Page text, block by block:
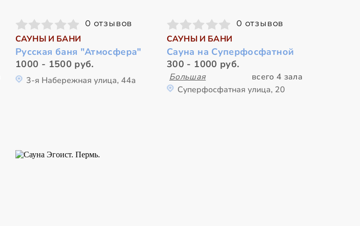
0 отзывов
САУНЫ И БАНИ
Русская баня "Атмосфера"
1000 - 1500 руб.
3-я Набережная улица, 44а
0 отзывов
САУНЫ И БАНИ
Сауна на Суперфосфатной
300 - 1000 руб.
Большая
всего 4 зала
Суперфосфатная улица, 20